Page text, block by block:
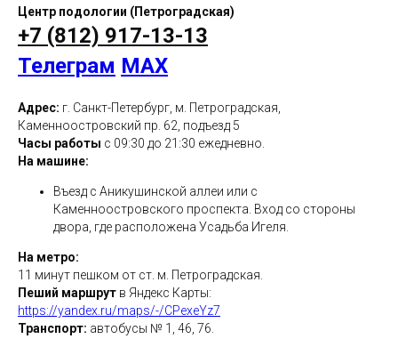
Центр подологии (Петроградская)
+7 (812) 917-13-13
Телеграм MAX
Адрес: г. Санкт-Петербург, м. Петроградская,
Каменноостровский пр. 62, подъезд 5
Часы работы с 09:30 до 21:30 ежедневно.
На машине:
Въезд с Аникушинской аллеи или с
Каменноостровского проспекта. Вход со стороны
двора, где расположена Усадьба Игеля.
На метро:
11 минут пешком от ст. м. Петроградская.
Пеший маршрут в Яндекс Карты:
https://yandex.ru/maps/-/CPexeYz7
Транспорт: автобусы № 1, 46, 76.